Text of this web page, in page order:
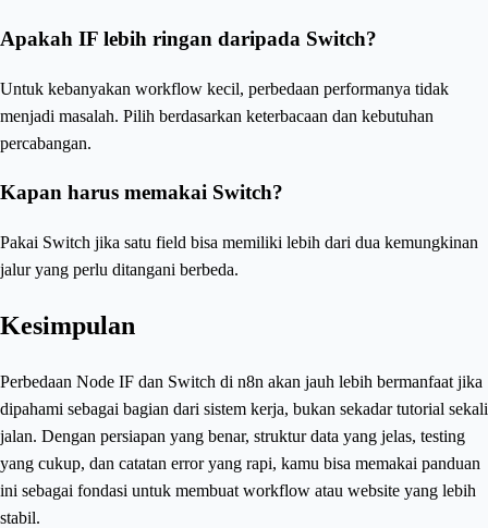
Apakah IF lebih ringan daripada Switch?
Untuk kebanyakan workflow kecil, perbedaan performanya tidak
menjadi masalah. Pilih berdasarkan keterbacaan dan kebutuhan
percabangan.
Kapan harus memakai Switch?
Pakai Switch jika satu field bisa memiliki lebih dari dua kemungkinan
jalur yang perlu ditangani berbeda.
Kesimpulan
Perbedaan Node IF dan Switch di n8n akan jauh lebih bermanfaat jika
dipahami sebagai bagian dari sistem kerja, bukan sekadar tutorial sekali
jalan. Dengan persiapan yang benar, struktur data yang jelas, testing
yang cukup, dan catatan error yang rapi, kamu bisa memakai panduan
ini sebagai fondasi untuk membuat workflow atau website yang lebih
stabil.